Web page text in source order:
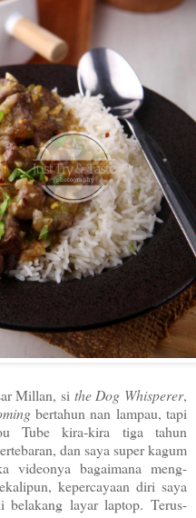
Millan, si the Dog Whisperer,
bertahun nan lampau, tapi
Tube kira-kira tiga tahun
dan saya super kagum
videonya bagaimana meng-
kepercayaan diri saya
belakang layar laptop. Terus-